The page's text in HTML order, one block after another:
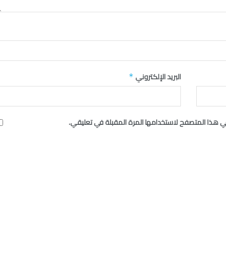
البريد الإلكتروني *
هذا المتصفح لاستخدامها المرة المقبلة في تعليقي.